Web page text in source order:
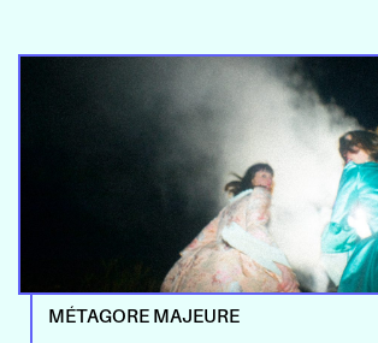
MÉTAGORE MAJEURE